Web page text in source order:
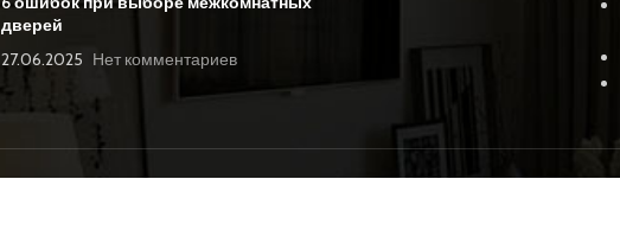
дверей
27.06.2025 Нет комментариев